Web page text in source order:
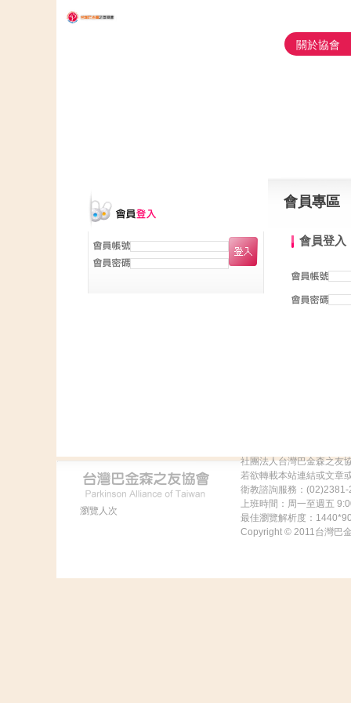
關於協會
會員專區
會員登入
瀏覽人次
社團法人台灣巴金森
若欲轉載本站連結或文章
衛教諮詢服務：
上班時間：周一至週五
最佳瀏覽解析度：
Copyright © 2011台灣巴